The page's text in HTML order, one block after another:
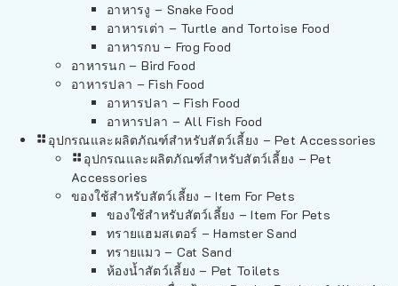
อาหารงู – Snake Food
อาหารเต่า – Turtle and Tortoise Food
อาหารกบ – Frog Food
อาหารนก – Bird Food
อาหารปลา – Fish Food
อาหารปลา – Fish Food
อาหารปลา – All Fish Food
อุปกรณและผลิตภัณฑ์สำหรับสัตว์เลี้ยง – Pet Accessories
อุปกรณและผลิตภัณฑ์สำหรับสัตว์เลี้ยง – Pet
Accessories
ของใช้สำหรับสัตว์เลี้ยง – Item For Pets
ของใช้สำหรับสัตว์เลี้ยง – Item For Pets
ทรายแฮมสเตอร์ – Hamster Sand
ทรายแมว – Cat Sand
ห้องน้ำสัตว์เลี้ยง – Pet Toilets